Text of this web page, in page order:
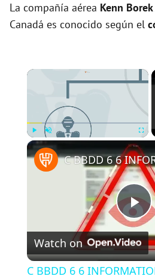
La compañía aérea Kenn
Canadá es conocido según el
×
Play
P
l
Watch on
C BBDD 6 6